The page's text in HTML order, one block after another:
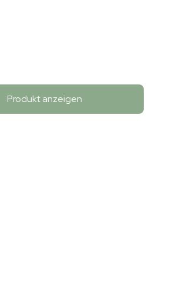
Produkt anzeigen